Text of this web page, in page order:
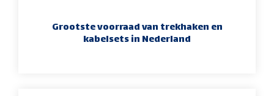
Grootste voorraad van trekhaken en
kabelsets in Nederland